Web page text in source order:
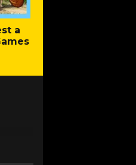
a